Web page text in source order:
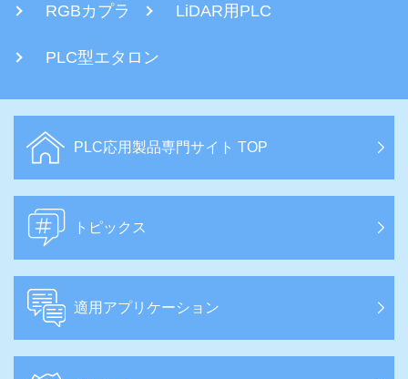
RGBカプラ LiDAR用PLC
PLC型エタロン
PLC応用製品専門サイト TOP
トピックス
適用アプリケーション